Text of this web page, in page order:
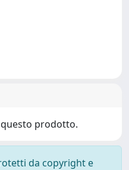
prodotto.
da copyright e